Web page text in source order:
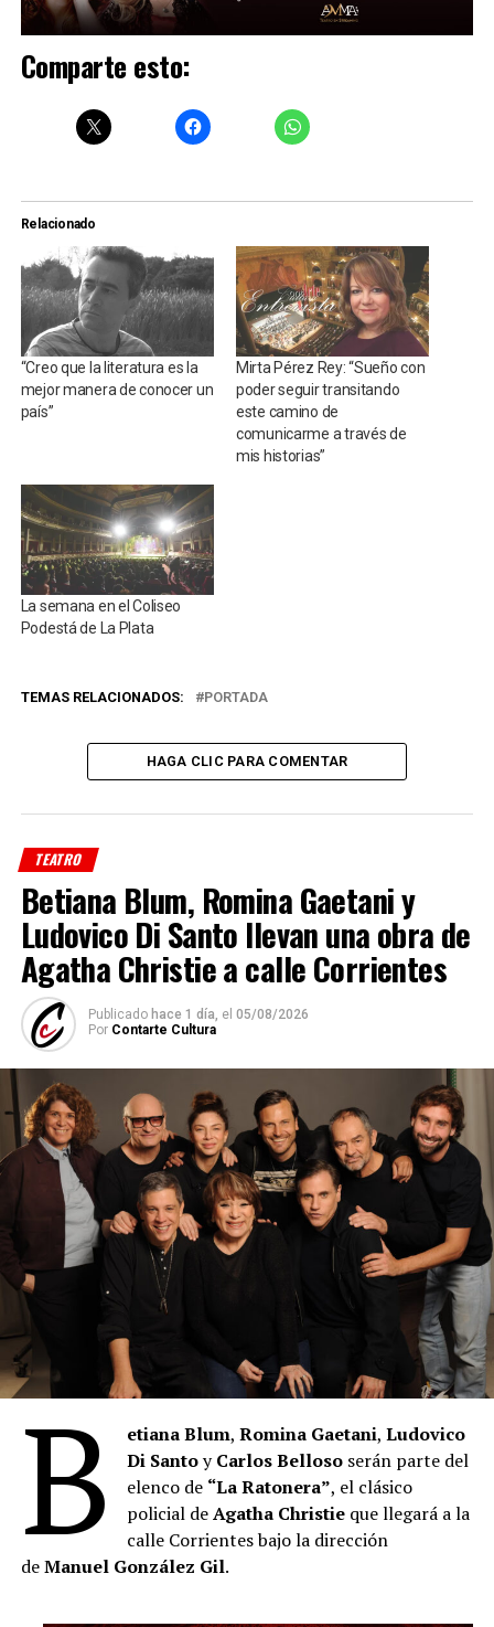
Comparte esto:
Relacionado
“Creo que la literatura es la
mejor manera de conocer un
país”
Mirta Pérez Rey: “Sueño con
poder seguir transitando
este camino de
comunicarme a través de
mis historias”
La semana en el Coliseo
Podestá de La Plata
TEMAS RELACIONADOS: PORTADA
HAGA CLIC PARA COMENTAR
TEATRO
Betiana Blum, Romina Gaetani y
Ludovico Di Santo llevan una obra de
Agatha Christie a calle Corrientes
Publicado hace 1 día, el 05/08/2026
Por Contarte Cultura
B etiana Blum,Romina Gaetani,Ludovico
Di SantoyCarlos Belloso serán parte del
elenco de “La Ratonera”, el clásico
policial deAgatha Christie que llegará a la
calle Corrientes bajo la dirección
deManuel González Gil.